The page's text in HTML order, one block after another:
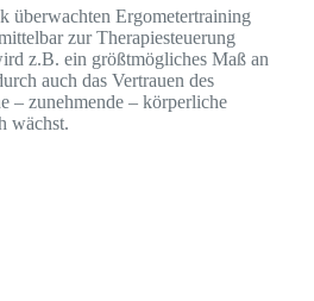
überwachten Ergometertraining
zur Therapiesteuerung
z.B. ein größtmögliches Maß an
auch das Vertrauen des
– zunehmende – körperliche
wächst.